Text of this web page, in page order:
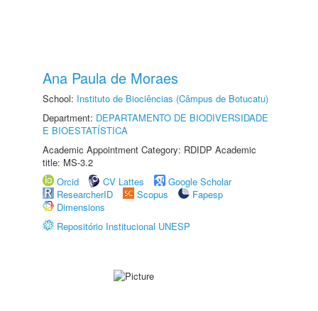
Ana Paula de Moraes
School: Instituto de Biociências (Câmpus de Botucatu)
Department: DEPARTAMENTO DE BIODIVERSIDADE
E BIOESTATÍSTICA
Academic Appointment Category: RDIDP Academic
title: MS-3.2
Orcid
CV Lattes
Google Scholar
ResearcherID
Scopus
Fapesp
Dimensions
Repositório Institucional UNESP